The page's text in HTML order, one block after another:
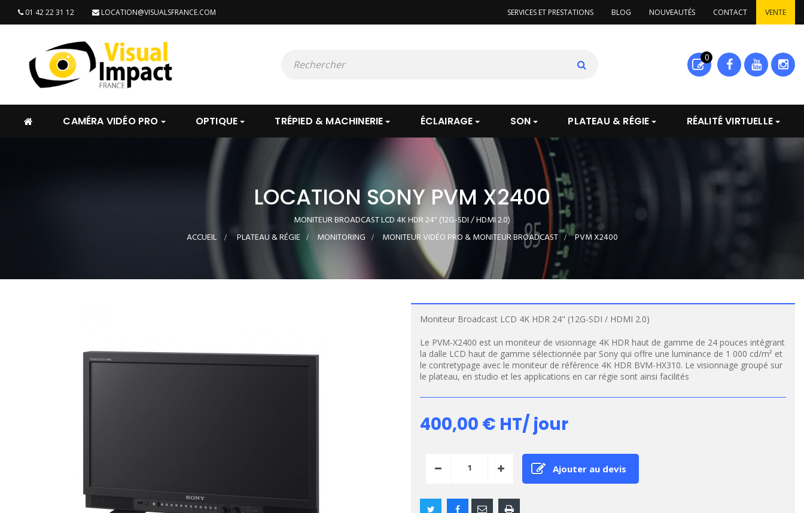
01 42 22 31 12 LOCATION@VISUALSFRANCE.COM SERVICES ET PRESTATIONS BLOG NOUVEAUTÉS CONTACT VENTE
0
CAMÉRA VIDÉO PRO OPTIQUE TRÉPIED & MACHINERIE ÉCLAIRAGE SON PLATEAU & RÉGIE RÉALITÉ VIRTUELLE
LOCATION SONY PVM X2400
MONITEUR BROADCAST LCD 4K HDR 24" (12G-SDI / HDMI 2.0)
ACCUEIL > PLATEAU & RÉGIE > MONITORING > MONITEUR VIDÉO PRO & MONITEUR BROADCAST > PVM X2400
Moniteur Broadcast LCD 4K HDR 24" (12G-SDI / HDMI 2.0)
Le PVM-X2400 est un moniteur de visionnage 4K HDR haut de gamme de 24 pouces intégrant
la dalle LCD haut de gamme sélectionnée par Sony qui offre une luminance de 1 000 cd/m² et
le contretypage avec le moniteur de référence 4K HDR BVM-HX310. Le visionnage groupé sur
le plateau, en studio et les applications en car régie sont ainsi facilités
400,00 € HT/ jour
Ajouter au devis